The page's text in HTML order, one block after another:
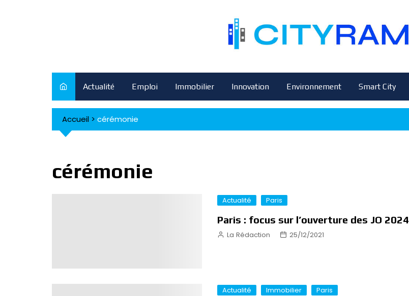
Actualité Emploi Immobilier Innovation Environnement Smart City
Accueil > cérémonie
cérémonie
Actualité Paris
Paris : focus sur l’ouverture des JO 2024
La Rédaction 25/12/2021
Actualité Immobilier Paris